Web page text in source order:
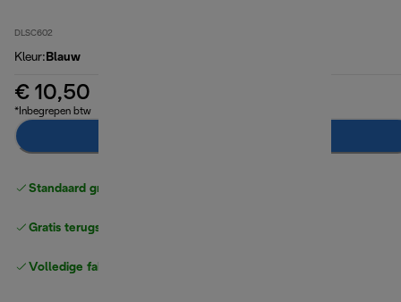
DLSC602
Kleur: Blauw
€ 10,50
*Inbegrepen btw
Standaard gratis verzending
Gratis terugsturen
Volledige fabrieksgarantie